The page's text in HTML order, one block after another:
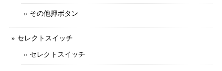
その他押ボタン
セレクトスイッチ
セレクトスイッチ